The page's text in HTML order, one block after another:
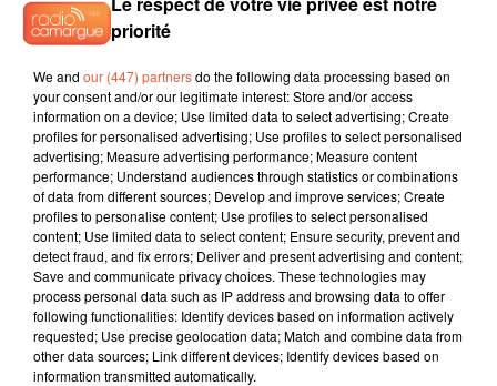
priorité
We and our (447) partnersdo the following data processing based on
your consent and/or our legitimate interest: Store and/or access
information on a device; Use limited data to select advertising; Create
profiles for personalised advertising; Use profiles to select personalised
advertising; Measure advertising performance; Measure content
performance; Understand audiences through statistics or combinations
of data from different sources; Develop and improve services; Create
profiles to personalise content; Use profiles to select personalised
content; Use limited data to select content; Ensure security, prevent and
detect fraud, and fix errors; Deliver and present advertising and content;
Save and communicate privacy choices. These technologies may
process personal data such as IP address and browsing data to offer
following functionalities: Identify devices based on information actively
requested; Use precise geolocation data; Match and combine data from
other data sources; Link different devices; Identify devices based on
information transmitted automatically.